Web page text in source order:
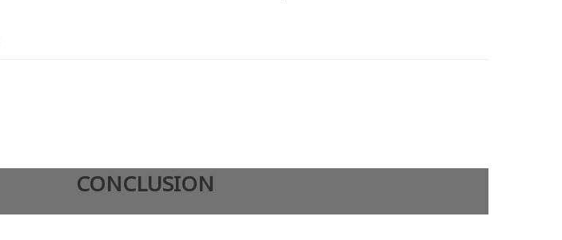
CONCLUSION